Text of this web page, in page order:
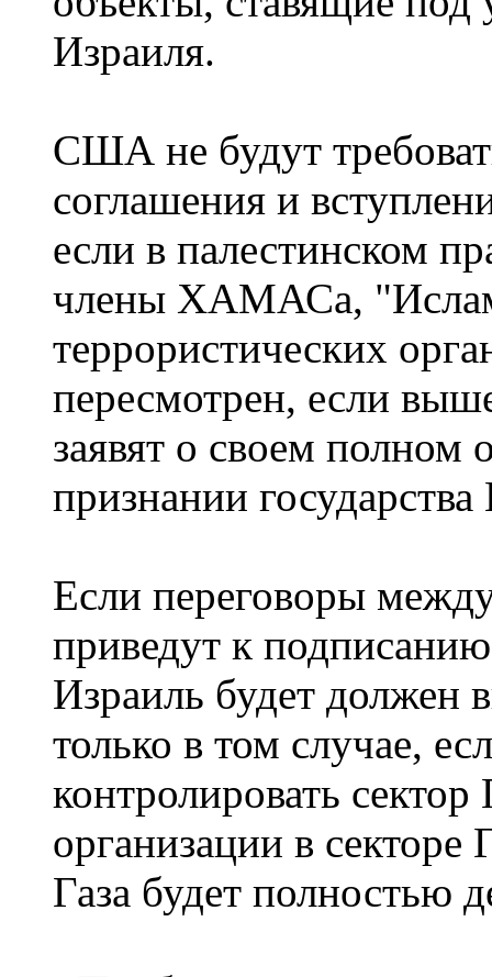
Израиля.
США не будут
соглашения и
если в палестинском
члены ХАМАСа,
террористических
пересмотрен, если
заявят о своем полном
признании
Если переговоры
приведут к
Израиль будет должен
только в том случае,
контролировать
организации в
Газа будет полностью